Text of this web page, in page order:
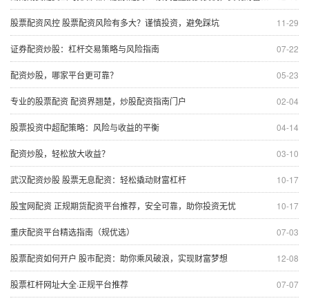
11-29
股票配资风控 股票配资风险有多大？谨慎投资，避免踩坑
07-22
证券配资炒股：杠杆交易策略与风险指南
05-23
配资炒股，哪家平台更可靠？
02-04
专业的股票配资 配资界翘楚，炒股配资指南门户
04-14
股票投资中超配策略：风险与收益的平衡
03-10
配资炒股，轻松放大收益？
10-17
武汉配资炒股 股票无息配资：轻松撬动财富杠杆
10-17
股宝网配资 正规期货配资平台推荐，安全可靠，助你投资无忧
07-03
重庆配资平台精选指南（规优选）
12-08
股票配资如何开户 股市配资：助你乘风破浪，实现财富梦想
07-07
股票杠杆网址大全·正规平台推荐